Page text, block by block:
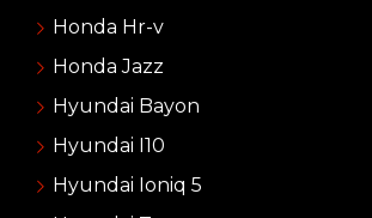
Honda Hr-v
Honda Jazz
Hyundai Bayon
Hyundai I10
Hyundai Ioniq 5